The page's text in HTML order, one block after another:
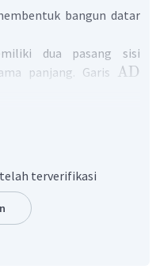
bangun datar
dua pasang sisi
panjang. Garis AD
telah terverifikasi